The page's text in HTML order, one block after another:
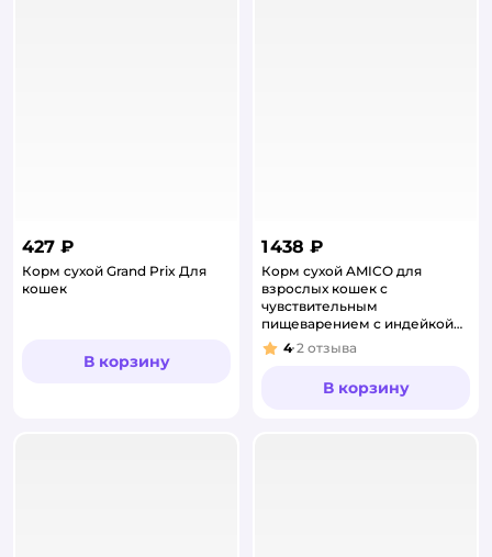
427 ₽
Корм сухой Grand Prix Для
кошек
В корзину
1 438 ₽
Корм сухой AMICO для
взрослых кошек с
чувствительным
пищеварением с индейкой
1300 грамм
Рейтинг:
4 2 отзыва
В корзину